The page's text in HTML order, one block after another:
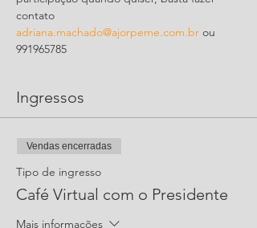
contato
adriana.machado@ajorpeme.com.br ou
991965785
Ingressos
Vendas encerradas
Tipo de ingresso
Café Virtual com o Presidente
Mais informações